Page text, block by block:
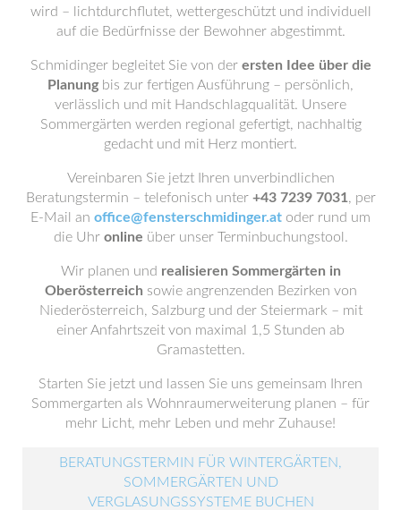
wird – lichtdurchflutet, wettergeschützt und individuell
auf die Bedürfnisse der Bewohner abgestimmt.
Schmidinger begleitet Sie von der ersten Idee über die
Planung bis zur fertigen Ausführung – persönlich,
verlässlich und mit Handschlagqualität. Unsere
Sommergärten werden regional gefertigt, nachhaltig
gedacht und mit Herz montiert.
Vereinbaren Sie jetzt Ihren unverbindlichen
Beratungstermin – telefonisch unter +43 7239 7031, per
E-Mail an office@fensterschmidinger.at oder rund um
die Uhr online über unser Terminbuchungstool.
Wir planen und realisieren Sommergärten in
Oberösterreich sowie angrenzenden Bezirken von
Niederösterreich, Salzburg und der Steiermark – mit
einer Anfahrtszeit von maximal 1,5 Stunden ab
Gramastetten.
Starten Sie jetzt und lassen Sie uns gemeinsam Ihren
Sommergarten als Wohnraumerweiterung planen – für
mehr Licht, mehr Leben und mehr Zuhause!
BERATUNGSTERMIN FÜR WINTERGÄRTEN,
SOMMERGÄRTEN UND
VERGLASUNGSSYSTEME BUCHEN